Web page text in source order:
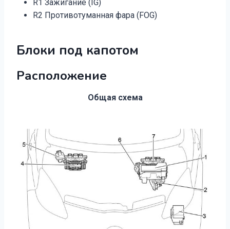
R1 Зажигание (IG)
R2 Противотуманная фара (FOG)
Блоки под капотом
Расположение
Общая схема